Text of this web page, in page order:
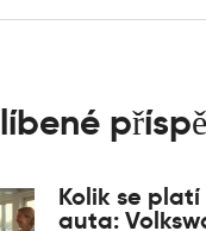
Kolik se
auta: